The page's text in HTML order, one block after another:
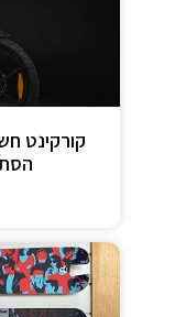
קורקינט